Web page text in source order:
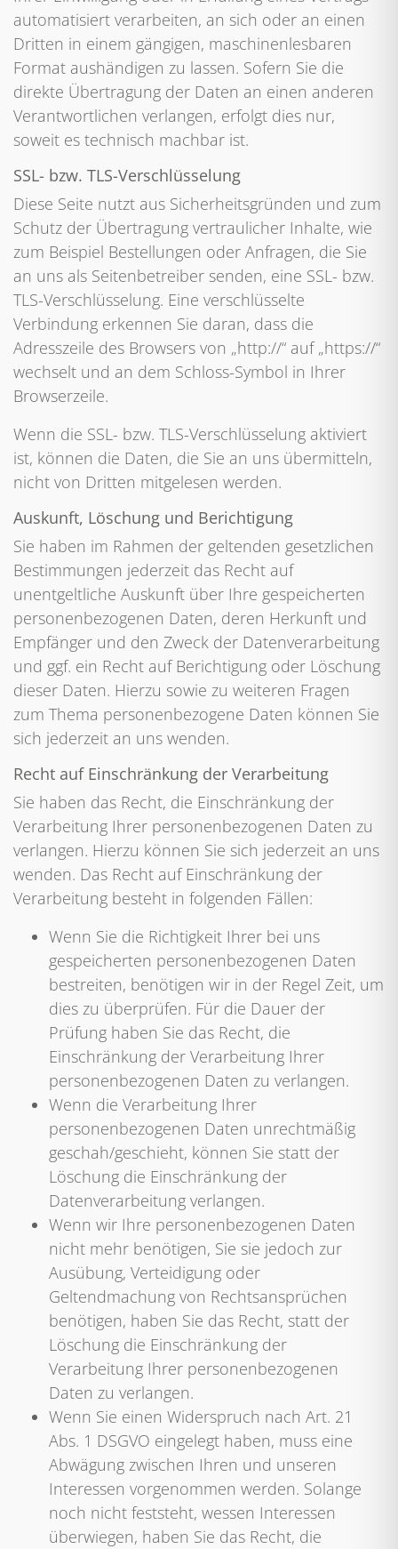
automatisiert verarbeiten, an sich oder an einen
Dritten in einem gängigen, maschinenlesbaren
Format aushändigen zu lassen. Sofern Sie die
direkte Übertragung der Daten an einen anderen
Verantwortlichen verlangen, erfolgt dies nur,
soweit es technisch machbar ist.
SSL- bzw. TLS-Verschlüsselung
Diese Seite nutzt aus Sicherheitsgründen und zum
Schutz der Übertragung vertraulicher Inhalte, wie
zum Beispiel Bestellungen oder Anfragen, die Sie
an uns als Seitenbetreiber senden, eine SSL- bzw.
TLS-Verschlüsselung. Eine verschlüsselte
Verbindung erkennen Sie daran, dass die
Adresszeile des Browsers von „http://“ auf „https://“
wechselt und an dem Schloss-Symbol in Ihrer
Browserzeile.
Wenn die SSL- bzw. TLS-Verschlüsselung aktiviert
ist, können die Daten, die Sie an uns übermitteln,
nicht von Dritten mitgelesen werden.
Auskunft, Löschung und Berichtigung
Sie haben im Rahmen der geltenden gesetzlichen
Bestimmungen jederzeit das Recht auf
unentgeltliche Auskunft über Ihre gespeicherten
personenbezogenen Daten, deren Herkunft und
Empfänger und den Zweck der Datenverarbeitung
und ggf. ein Recht auf Berichtigung oder Löschung
dieser Daten. Hierzu sowie zu weiteren Fragen
zum Thema personenbezogene Daten können Sie
sich jederzeit an uns wenden.
Recht auf Einschränkung der Verarbeitung
Sie haben das Recht, die Einschränkung der
Verarbeitung Ihrer personenbezogenen Daten zu
verlangen. Hierzu können Sie sich jederzeit an uns
wenden. Das Recht auf Einschränkung der
Verarbeitung besteht in folgenden Fällen:
Wenn Sie die Richtigkeit Ihrer bei uns
gespeicherten personenbezogenen Daten
bestreiten, benötigen wir in der Regel Zeit, um
dies zu überprüfen. Für die Dauer der
Prüfung haben Sie das Recht, die
Einschränkung der Verarbeitung Ihrer
personenbezogenen Daten zu verlangen.
Wenn die Verarbeitung Ihrer
personenbezogenen Daten unrechtmäßig
geschah/geschieht, können Sie statt der
Löschung die Einschränkung der
Datenverarbeitung verlangen.
Wenn wir Ihre personenbezogenen Daten
nicht mehr benötigen, Sie sie jedoch zur
Ausübung, Verteidigung oder
Geltendmachung von Rechtsansprüchen
benötigen, haben Sie das Recht, statt der
Löschung die Einschränkung der
Verarbeitung Ihrer personenbezogenen
Daten zu verlangen.
Wenn Sie einen Widerspruch nach Art. 21
Abs. 1 DSGVO eingelegt haben, muss eine
Abwägung zwischen Ihren und unseren
Interessen vorgenommen werden. Solange
noch nicht feststeht, wessen Interessen
überwiegen, haben Sie das Recht, die